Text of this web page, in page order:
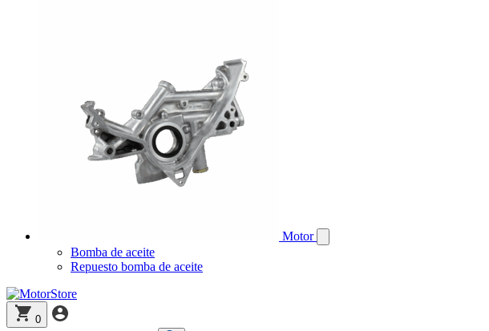
Motor
Bomba de aceite
Repuesto bomba de aceite
0